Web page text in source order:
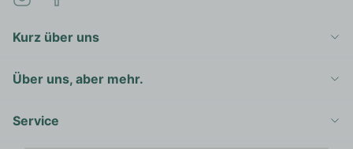
Kurz über uns
Über uns, aber mehr.
Service